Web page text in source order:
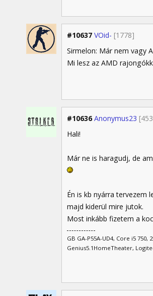
#10637 VOid- [1778]
Sirmelon: Már nem vagy
Mi lesz az AMD
#10636 Anonymus23
Hali!
Már ne is haragudj, de
Én is kb nyárra tervezem
majd kiderül mire jutok.
Most inkább fizetem a
GB GA-P55A-UD4, Core i5 750,
Genius5.1HomeTheater,